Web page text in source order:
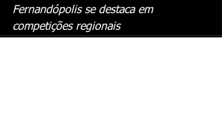
Fernandópolis se destaca em
competições regionais